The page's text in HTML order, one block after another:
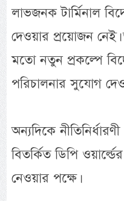
লাভজনক টার্মিনাল
দেওয়ার প্রয়োজন নেই।
মতো নতুন প্রকল্পে
পরিচালনার সুযোগ
অন্যদিকে
বিতর্কিত ডিপি
নেওয়ার পক্ষে।